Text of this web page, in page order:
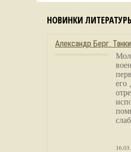
НОВИНКИ
Александр Берг.
его